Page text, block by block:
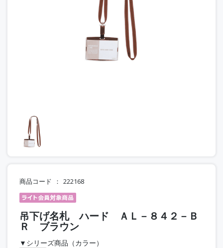
商品コード 222168
吊下げ名札 ハード ＡＬ－８４２－Ｂ
Ｒ ブラウン
▼シリーズ商品（カラー）